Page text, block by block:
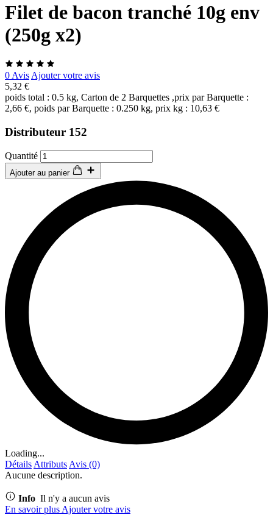
Filet de bacon tranché 10g env
(250g x2)
0 Avis Ajouter votre avis
5,32 €
poids total : 0.5 kg, Carton de 2 Barquettes ,prix par Barquette :
2,66 €, poids par Barquette : 0.250 kg, prix kg : 10,63 €
Distributeur 152
Quantité
Ajouter au panier
Loading...
Détails Attributs Avis (0)
Aucune description.
Info Il n'y a aucun avis
En savoir plus Ajouter votre avis